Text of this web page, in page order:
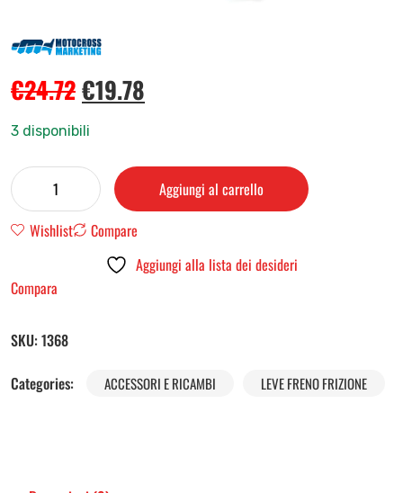
€24.72€19.78
3 disponibili
Aggiungi al carrello
Wishlist
Compare
Aggiungi alla lista dei desideri
Compara
SKU: 1368
Categories:
ACCESSORI E RICAMBI LEVE FRENO FRIZIONE